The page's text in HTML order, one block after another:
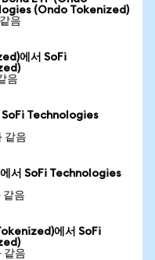
(Ondo Tokenized)
음
에서 SoFi
음
Technologies
같음
서 SoFi Technologies
같음
에서 SoFi
같음